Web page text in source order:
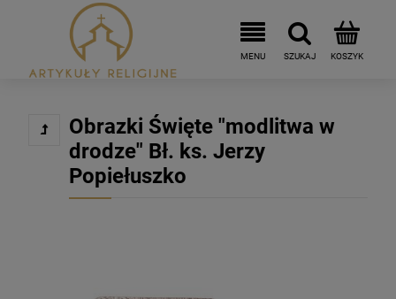
Obrazki Święte "modlitwa w
drodze" Bł. ks. Jerzy
Popiełuszko